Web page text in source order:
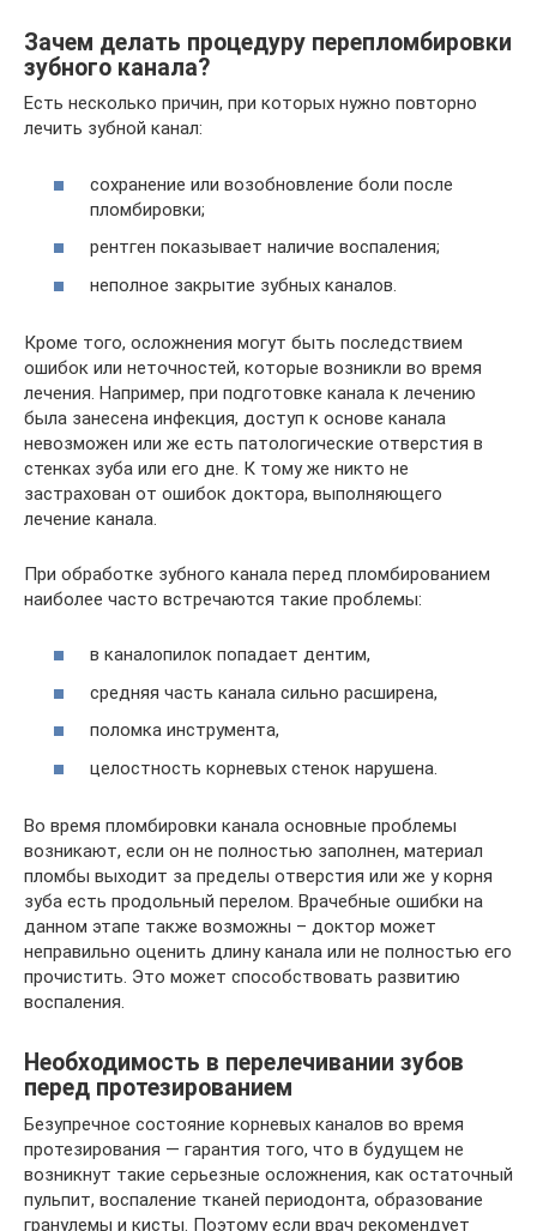
Зачем делать процедуру перепломбировки
зубного канала?
Есть несколько причин, при которых нужно повторно
лечить зубной канал:
сохранение или возобновление боли после
пломбировки;
рентген показывает наличие воспаления;
неполное закрытие зубных каналов.
Кроме того, осложнения могут быть последствием
ошибок или неточностей, которые возникли во время
лечения. Например, при подготовке канала к лечению
была занесена инфекция, доступ к основе канала
невозможен или же есть патологические отверстия в
стенках зуба или его дне. К тому же никто не
застрахован от ошибок доктора, выполняющего
лечение канала.
При обработке зубного канала перед пломбированием
наиболее часто встречаются такие проблемы:
в каналопилок попадает дентим,
средняя часть канала сильно расширена,
поломка инструмента,
целостность корневых стенок нарушена.
Во время пломбировки канала основные проблемы
возникают, если он не полностью заполнен, материал
пломбы выходит за пределы отверстия или же у корня
зуба есть продольный перелом. Врачебные ошибки на
данном этапе также возможны – доктор может
неправильно оценить длину канала или не полностью его
прочистить. Это может способствовать развитию
воспаления.
Необходимость в перелечивании зубов
перед протезированием
Безупречное состояние корневых каналов во время
протезирования — гарантия того, что в будущем не
возникнут такие серьезные осложнения, как остаточный
пульпит, воспаление тканей периодонта, образование
гранулемы и кисты. Поэтому если врач рекомендует